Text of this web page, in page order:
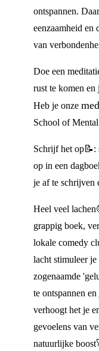
ontspannen.
eenzaamheid en
van
Doe een
rust te komen en
Heb je onze
School of
Schrijf het op📝:
op in een
je af te schrijven
Heel veel
grappig boek,
lokale comedy
lacht stimuleer
zogenaamde
te ontspannen
verhoogt het je
gevoelens van
natuurlijke